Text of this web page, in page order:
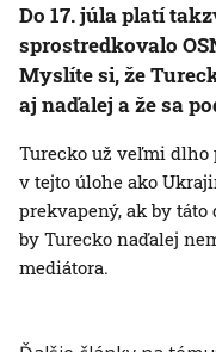
Do 17. júla platí
sprostredkovalo
Myslíte si, že
aj naďalej a že sa
Turecko už veľmi dlho
v tejto úlohe ako
prekvapený, ak by
by Turecko naďalej
mediátora.